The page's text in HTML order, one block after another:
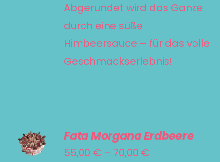
WERDENAbgerundet wird das Ganze
durch eine süße
Himbeersauce – für das volle
Geschmackserlebnis!
WÄHLEN
DIESES
/
Fata Morgana Erdbeere
55,00 € – 70,00 €